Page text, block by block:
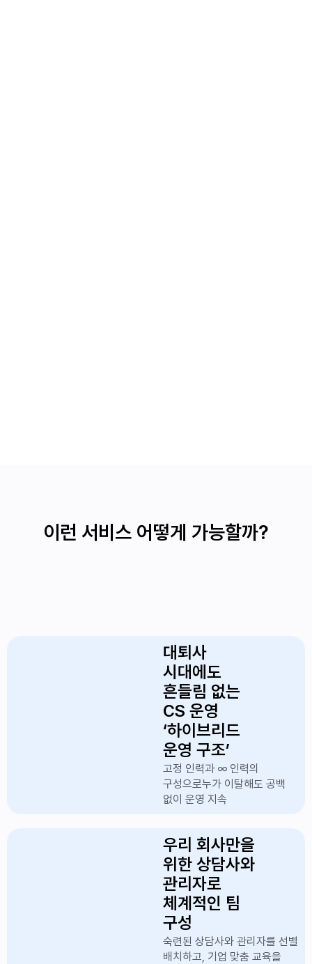
이런 서비스 어떻게 가능할까?
대퇴사
시대에도
흔들림 없는
CS 운영
‘하이브리드
운영 구조’
고정 인력과 ∞ 인력의
구성으로누가 이탈해도 공백
없이 운영 지속
우리 회사만을
위한 상담사와
관리자로
체계적인 팀
구성
숙련된 상담사와 관리자를 선별
배치하고, 기업 맞춤 교육을